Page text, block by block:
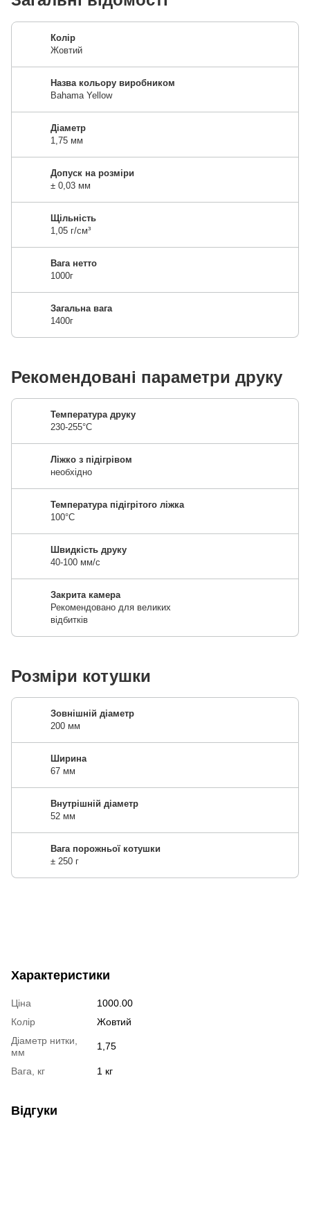
Колір
Жовтий
Назва кольору виробником
Bahama Yellow
Діаметр
1,75 мм
Допуск на розміри
± 0,03 мм
Щільність
1,05 г/см³
Вага нетто
1000г
Загальна вага
1400г
Рекомендовані параметри друку
Температура друку
230-255°C
Ліжко з підігрівом
необхідно
Температура підігрітого ліжка
100°C
Швидкість друку
40-100 мм/с
Закрита камера
Рекомендовано для великих
відбитків
Розміри котушки
Зовнішній діаметр
200 мм
Ширина
67 мм
Внутрішній діаметр
52 мм
Вага порожньої котушки
± 250 г
Характеристики
Ціна
1000.00
Колір
Жовтий
Діаметр нитки,
мм
1,75
Вага, кг 1 кг
Відгуки